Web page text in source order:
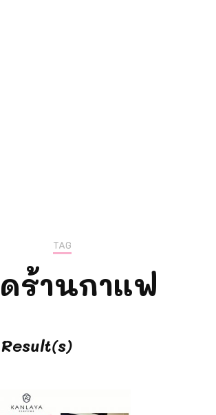
TAG
ร้านกาแฟ